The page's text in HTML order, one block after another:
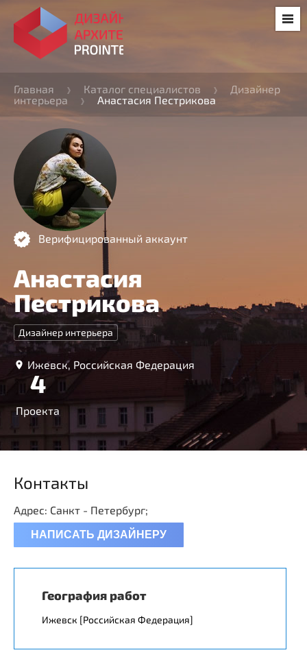
Главная Каталог специалистов
Дизайнер
интерьера
Анастасия Пестрикова
Верифицированный аккаунт
Анастасия
Пестрикова
Дизайнер интерьера
Ижевск, Российская Федерация
4
Проекта
Контакты
Адрес: Санкт - Петербург;
НАПИСАТЬ ДИЗАЙНЕРУ
География работ
Ижевск [Российская Федерация]